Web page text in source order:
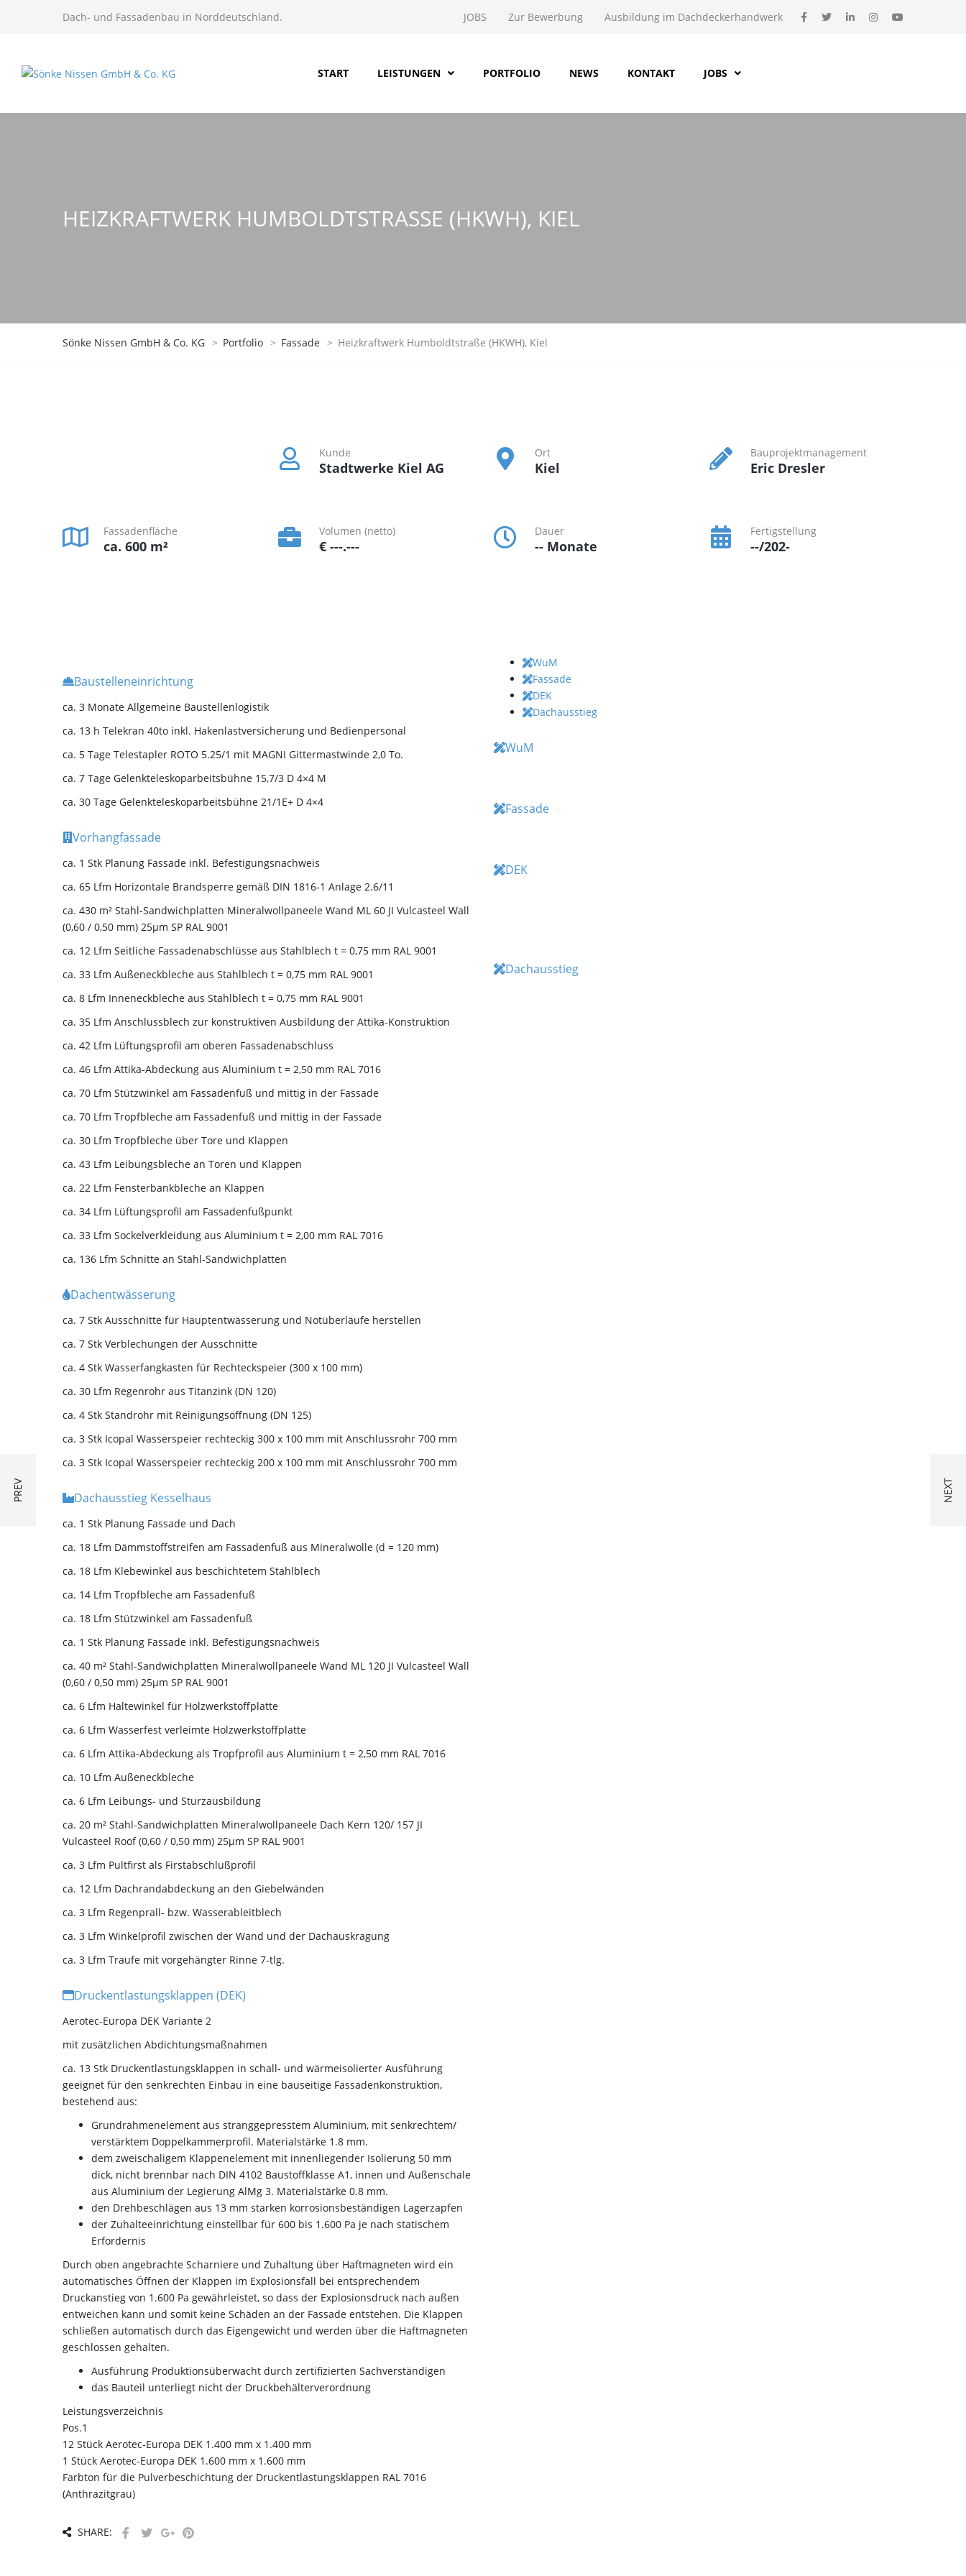
Dach- und Fassadenbau in Norddeutschland. JOBS Zur Bewerbung Ausbildung im Dachdeckerhandwerk
START LEISTUNGEN PORTFOLIO NEWS KONTAKT JOBS
HEIZKRAFTWERK HUMBOLDTSTRASSE (HKWH), KIEL
Sönke Nissen GmbH & Co. KG > Portfolio > Fassade > Heizkraftwerk Humboldtstraße (HKWH), Kiel
Kunde
Stadtwerke Kiel AG
Ort
Kiel
Bauprojektmanagement
Eric Dresler
Fassadenfläche
ca. 600 m²
Volumen (netto)
€ ---.---
Dauer
-- Monate
Fertigstellung
--/202-
Baustelleneinrichtung
ca. 3 Monate Allgemeine Baustellenlogistik
ca. 13 h Telekran 40to inkl. Hakenlastversicherung und Bedienpersonal
ca. 5 Tage Telestapler ROTO 5.25/1 mit MAGNI Gittermastwinde 2,0 To.
ca. 7 Tage Gelenkteleskoparbeitsbühne 15,7/3 D 4×4 M
ca. 30 Tage Gelenkteleskoparbeitsbühne 21/1E+ D 4×4
Vorhangfassade
ca. 1 Stk Planung Fassade inkl. Befestigungsnachweis
ca. 65 Lfm Horizontale Brandsperre gemäß DIN 1816-1 Anlage 2.6/11
ca. 430 m² Stahl-Sandwichplatten Mineralwollpaneele Wand ML 60 JI Vulcasteel Wall
(0,60 / 0,50 mm) 25µm SP RAL 9001
ca. 12 Lfm Seitliche Fassadenabschlüsse aus Stahlblech t = 0,75 mm RAL 9001
ca. 33 Lfm Außeneckbleche aus Stahlblech t = 0,75 mm RAL 9001
ca. 8 Lfm Inneneckbleche aus Stahlblech t = 0,75 mm RAL 9001
ca. 35 Lfm Anschlussblech zur konstruktiven Ausbildung der Attika-Konstruktion
ca. 42 Lfm Lüftungsprofil am oberen Fassadenabschluss
ca. 46 Lfm Attika-Abdeckung aus Aluminium t = 2,50 mm RAL 7016
ca. 70 Lfm Stützwinkel am Fassadenfuß und mittig in der Fassade
ca. 70 Lfm Tropfbleche am Fassadenfuß und mittig in der Fassade
ca. 30 Lfm Tropfbleche über Tore und Klappen
ca. 43 Lfm Leibungsbleche an Toren und Klappen
ca. 22 Lfm Fensterbankbleche an Klappen
ca. 34 Lfm Lüftungsprofil am Fassadenfußpunkt
ca. 33 Lfm Sockelverkleidung aus Aluminium t = 2,00 mm RAL 7016
ca. 136 Lfm Schnitte an Stahl-Sandwichplatten
Dachentwässerung
ca. 7 Stk Ausschnitte für Hauptentwässerung und Notüberläufe herstellen
ca. 7 Stk Verblechungen der Ausschnitte
ca. 4 Stk Wasserfangkasten für Rechteckspeier (300 x 100 mm)
ca. 30 Lfm Regenrohr aus Titanzink (DN 120)
ca. 4 Stk Standrohr mit Reinigungsöffnung (DN 125)
ca. 3 Stk Icopal Wasserspeier rechteckig 300 x 100 mm mit Anschlussrohr 700 mm
ca. 3 Stk Icopal Wasserspeier rechteckig 200 x 100 mm mit Anschlussrohr 700 mm
Dachausstieg Kesselhaus
ca. 1 Stk Planung Fassade und Dach
ca. 18 Lfm Dämmstoffstreifen am Fassadenfuß aus Mineralwolle (d = 120 mm)
ca. 18 Lfm Klebewinkel aus beschichtetem Stahlblech
ca. 14 Lfm Tropfbleche am Fassadenfuß
ca. 18 Lfm Stützwinkel am Fassadenfuß
ca. 1 Stk Planung Fassade inkl. Befestigungsnachweis
ca. 40 m² Stahl-Sandwichplatten Mineralwollpaneele Wand ML 120 JI Vulcasteel Wall
(0,60 / 0,50 mm) 25µm SP RAL 9001
ca. 6 Lfm Haltewinkel für Holzwerkstoffplatte
ca. 6 Lfm Wasserfest verleimte Holzwerkstoffplatte
ca. 6 Lfm Attika-Abdeckung als Tropfprofil aus Aluminium t = 2,50 mm RAL 7016
ca. 10 Lfm Außeneckbleche
ca. 6 Lfm Leibungs- und Sturzausbildung
ca. 20 m² Stahl-Sandwichplatten Mineralwollpaneele Dach Kern 120/ 157 JI
Vulcasteel Roof (0,60 / 0,50 mm) 25µm SP RAL 9001
ca. 3 Lfm Pultfirst als Firstabschlußprofil
ca. 12 Lfm Dachrandabdeckung an den Giebelwänden
ca. 3 Lfm Regenprall- bzw. Wasserableitblech
ca. 3 Lfm Winkelprofil zwischen der Wand und der Dachauskragung
ca. 3 Lfm Traufe mit vorgehängter Rinne 7-tlg.
Druckentlastungsklappen (DEK)
Aerotec-Europa DEK Variante 2
mit zusätzlichen Abdichtungsmaßnahmen
ca. 13 Stk Druckentlastungsklappen in schall- und wärmeisolierter Ausführung
geeignet für den senkrechten Einbau in eine bauseitige Fassadenkonstruktion,
bestehend aus:
Grundrahmenelement aus stranggepresstem Aluminium, mit senkrechtem/
verstärktem Doppelkammerprofil. Materialstärke 1.8 mm.
dem zweischaligem Klappenelement mit innenliegender Isolierung 50 mm
dick, nicht brennbar nach DIN 4102 Baustoffklasse A1, innen und Außenschale
aus Aluminium der Legierung AlMg 3. Materialstärke 0.8 mm.
den Drehbeschlägen aus 13 mm starken korrosionsbeständigen Lagerzapfen
der Zuhalteeinrichtung einstellbar für 600 bis 1.600 Pa je nach statischem
Erfordernis
Durch oben angebrachte Scharniere und Zuhaltung über Haftmagneten wird ein
automatisches Öffnen der Klappen im Explosionsfall bei entsprechendem
Druckanstieg von 1.600 Pa gewährleistet, so dass der Explosionsdruck nach außen
entweichen kann und somit keine Schäden an der Fassade entstehen. Die Klappen
schließen automatisch durch das Eigengewicht und werden über die Haftmagneten
geschlossen gehalten.
Ausführung Produktionsüberwacht durch zertifizierten Sachverständigen
das Bauteil unterliegt nicht der Druckbehälterverordnung
Leistungsverzeichnis
Pos.1
12 Stück Aerotec-Europa DEK 1.400 mm x 1.400 mm
1 Stück Aerotec-Europa DEK 1.600 mm x 1.600 mm
Farbton für die Pulverbeschichtung der Druckentlastungsklappen RAL 7016
(Anthrazitgrau)
WuM
Fassade
DEK
Dachausstieg
WuM
Fassade
DEK
Dachausstieg
SHARE: